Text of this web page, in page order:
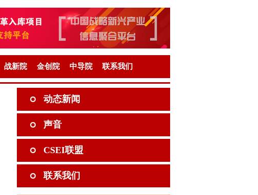
战新院 金创院 中导院 联系我们
动态新闻
声音
CSEI联盟
联系我们